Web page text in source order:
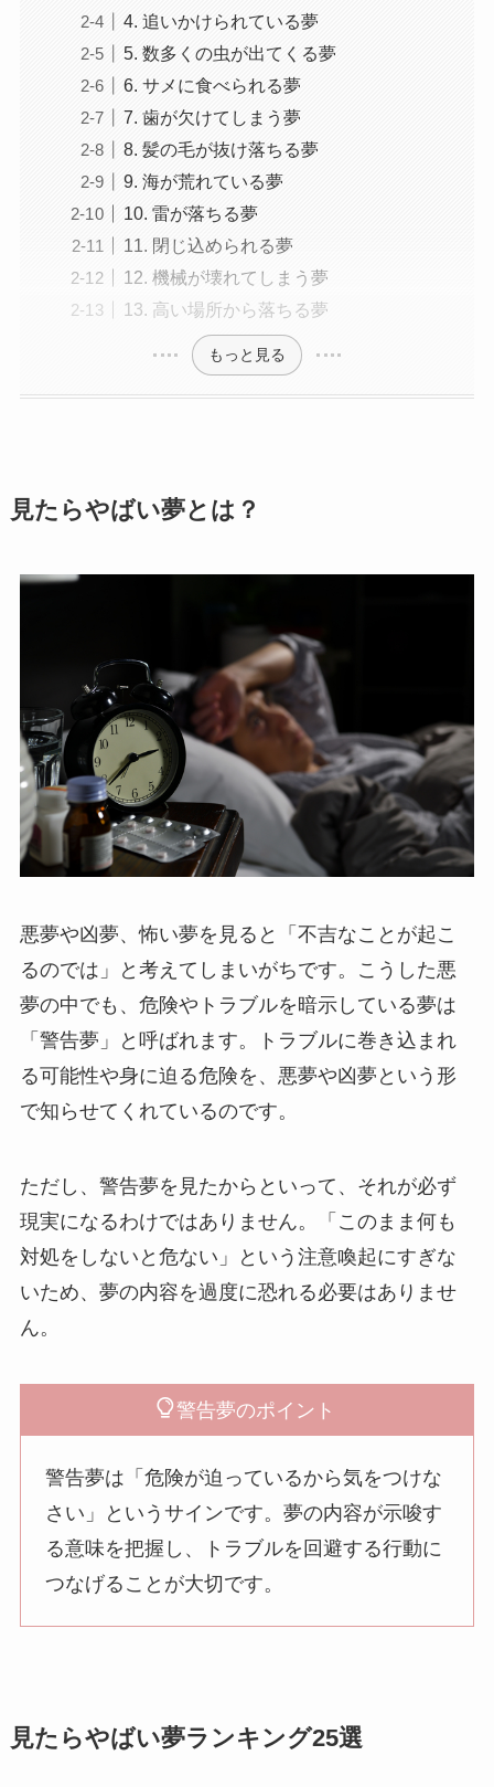
4. 追いかけられている夢
5. 数多くの虫が出てくる夢
6. サメに食べられる夢
7. 歯が欠けてしまう夢
8. 髪の毛が抜け落ちる夢
9. 海が荒れている夢
10. 雷が落ちる夢
11. 閉じ込められる夢
12. 機械が壊れてしまう夢
13. 高い場所から落ちる夢
もっと見る
見たらやばい夢とは？
悪夢や凶夢、怖い夢を見ると「不吉なことが起こ
るのでは」と考えてしまいがちです。こうした悪
夢の中でも、危険やトラブルを暗示している夢は
「警告夢」と呼ばれます。トラブルに巻き込まれ
る可能性や身に迫る危険を、悪夢や凶夢という形
で知らせてくれているのです。
ただし、警告夢を見たからといって、それが必ず
現実になるわけではありません。「このまま何も
対処をしないと危ない」という注意喚起にすぎな
いため、夢の内容を過度に恐れる必要はありませ
ん。
警告夢のポイント
警告夢は「危険が迫っているから気をつけな
さい」というサインです。夢の内容が示唆す
る意味を把握し、トラブルを回避する行動に
つなげることが大切です。
見たらやばい夢ランキング25選